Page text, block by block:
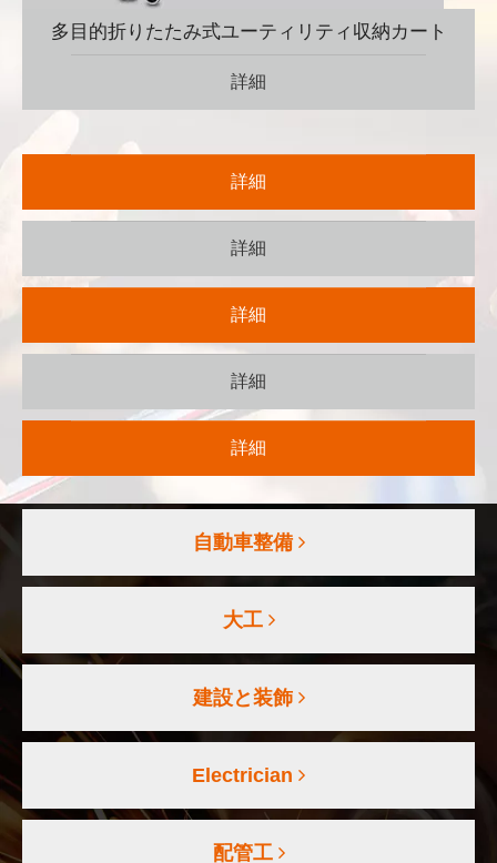
多目的折りたたみ式ユーティリティ収納カート
詳細
詳細
詳細
詳細
詳細
詳細
自動車整備
大工
建設と装飾
Electrician
配管工